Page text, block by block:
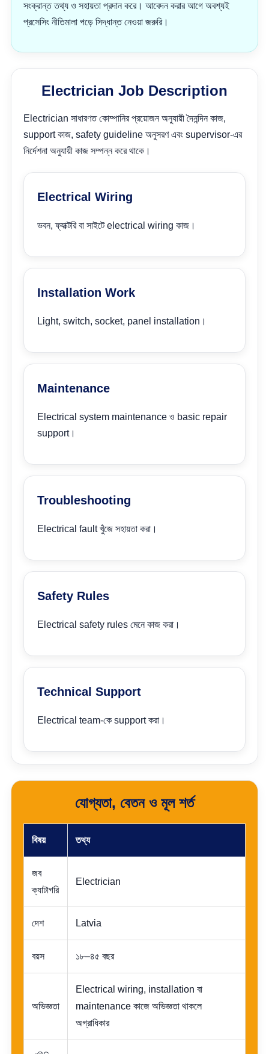
সংক্রান্ত তথ্য ও সহায়তা প্রদান করে। আবেদন করার আগে অবশ্যই
প্রসেসিং নীতিমালা পড়ে সিদ্ধান্ত নেওয়া জরুরি।
Electrician Job Description
Electrician সাধারণত কোম্পানির প্রয়োজন অনুযায়ী দৈনন্দিন কাজ,
support কাজ, safety guideline অনুসরণ এবং supervisor-এর
নির্দেশনা অনুযায়ী কাজ সম্পন্ন করে থাকে।
Electrical Wiring
ভবন, ফ্যাক্টরি বা সাইটে electrical wiring কাজ।
Installation Work
Light, switch, socket, panel installation।
Maintenance
Electrical system maintenance ও basic repair
support।
Troubleshooting
Electrical fault খুঁজে সহায়তা করা।
Safety Rules
Electrical safety rules মেনে কাজ করা।
Technical Support
Electrical team-কে support করা।
যোগ্যতা, বেতন ও মূল শর্ত
বিষয় তথ্য
জব
ক্যাটাগরি
Electrician
দেশ Latvia
বয়স ১৮–৪৫ বছর
অভিজ্ঞতা
Electrical wiring, installation বা
maintenance কাজে অভিজ্ঞতা থাকলে
অগ্রাধিকার